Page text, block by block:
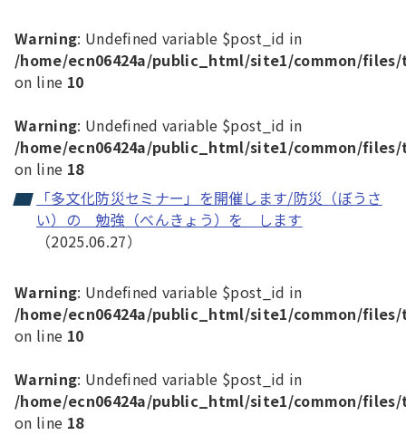
Warning: Undefined variable $post_id in
/home/ecn06424a/public_html/site1/common/
on line 10
Warning: Undefined variable $post_id in
/home/ecn06424a/public_html/site1/common/
on line 18
「多文化防災セミナー」を開催します/防災（ぼうさ
い）の 勉強（べんきょう）を します
（2025.06.27）
Warning: Undefined variable $post_id in
/home/ecn06424a/public_html/site1/common/
on line 10
Warning: Undefined variable $post_id in
/home/ecn06424a/public_html/site1/common/
on line 18